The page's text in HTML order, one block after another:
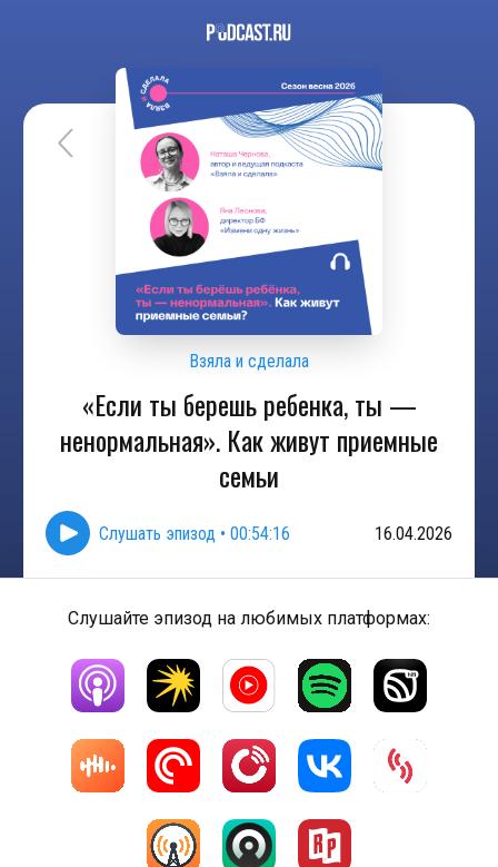
Взяла и сделала
«Если ты берешь ребенка, ты —
ненормальная». Как живут приемные
семьи
Слушать эпизод • 00:54:16 16.04.2026
Слушайте эпизод на любимых платформах: